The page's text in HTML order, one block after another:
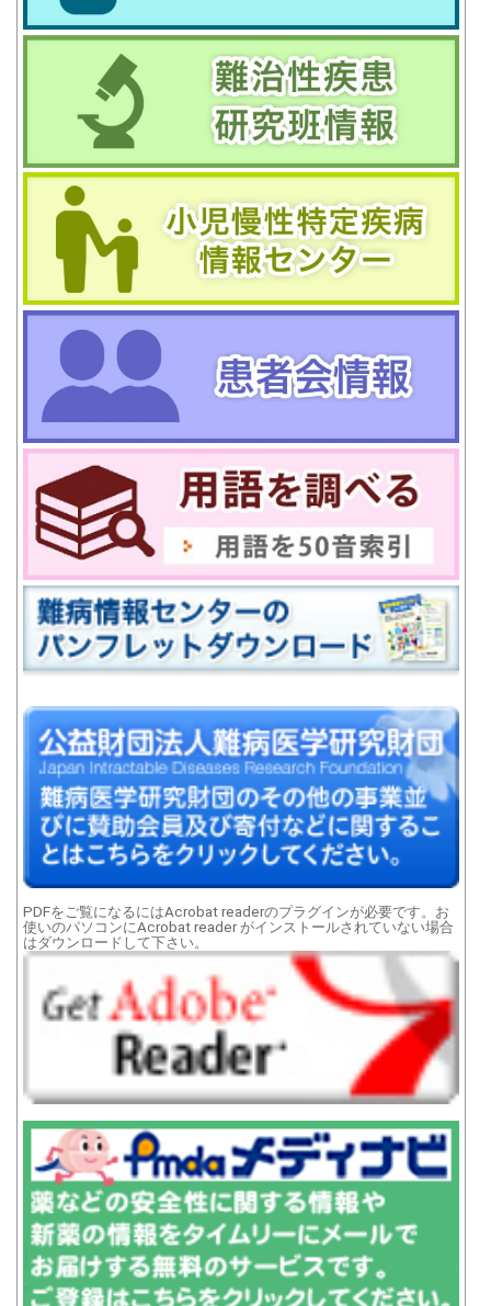
PDFをご覧になるにはAcrobat readerのプラグインが必要です。お
使いのパソコンにAcrobat reader がインストールされていない場合
はダウンロードして下さい。